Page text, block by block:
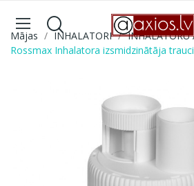
Mājas INHALATORI
INHALATORU
Rossmax Inhalatora izsmidzinātāja